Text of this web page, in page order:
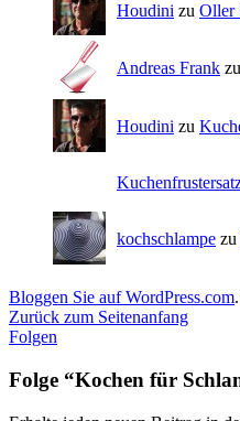
Houdini zu Oller
Andreas Frank zu
Houdini zu
kochschlampe zu
Bloggen Sie auf WordPress.com.
Zurück zum Seitenanfang
Folgen
Folge “Kochen für